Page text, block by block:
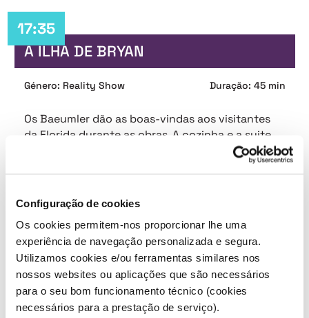
Configuração de cookies
Os cookies permitem-nos proporcionar lhe uma
experiência de navegação personalizada e segura.
Utilizamos cookies e/ou ferramentas similares nos
nossos websites ou aplicações que são necessários
para o seu bom funcionamento técnico (cookies
necessários para a prestação de serviço).
17:35
A ILHA DE BRYAN
Género: Reality Show Duração: 45 min
Os Baeumler dão as boas-vindas aos visitantes
da Florida durante as obras. A cozinha e a suite
09/06 - 17:35
18:20
A ILHA DE BRYAN